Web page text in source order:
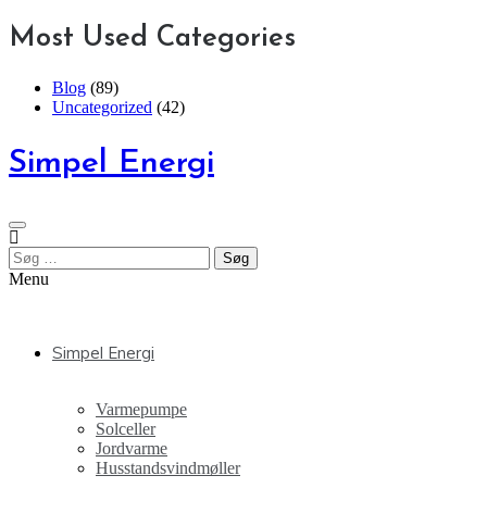
Most Used Categories
Blog (89)
Uncategorized (42)
Simpel Energi
Søg
efter:
Menu
Simpel Energi
Varmepumpe
Solceller
Jordvarme
Husstandsvindmøller